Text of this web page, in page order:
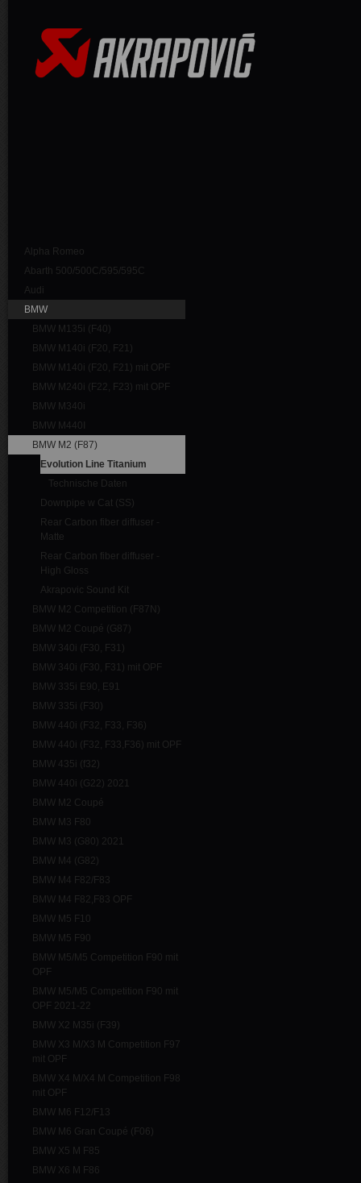
Alpha Romeo
Abarth 500/500C/595/595C
Audi
BMW
BMW M135i (F40)
BMW M140i (F20, F21)
BMW M140i (F20, F21) mit OPF
BMW M240i (F22, F23) mit OPF
BMW M340i
BMW M440I
BMW M2 (F87)
Evolution Line Titanium
Technische Daten
Downpipe w Cat (SS)
Rear Carbon fiber diffuser -
Matte
Rear Carbon fiber diffuser -
High Gloss
Akrapovic Sound Kit
BMW M2 Competition (F87N)
BMW M2 Coupé (G87)
BMW 340i (F30, F31)
BMW 340i (F30, F31) mit OPF
BMW 335i E90, E91
BMW 335i (F30)
BMW 440i (F32, F33, F36)
BMW 440i (F32, F33,F36) mit OPF
BMW 435i (f32)
BMW 440i (G22) 2021
BMW M2 Coupé
BMW M3 F80
BMW M3 (G80) 2021
BMW M4 (G82)
BMW M4 F82/F83
BMW M4 F82,F83 OPF
BMW M5 F10
BMW M5 F90
BMW M5/M5 Competition F90 mit
OPF
BMW M5/M5 Competition F90 mit
OPF 2021-22
BMW X2 M35i (F39)
BMW X3 M/X3 M Competition F97
mit OPF
BMW X4 M/X4 M Competition F98
mit OPF
BMW M6 F12/F13
BMW M6 Gran Coupé (F06)
BMW X5 M F85
BMW X6 M F86